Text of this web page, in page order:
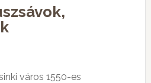
város 1550-es